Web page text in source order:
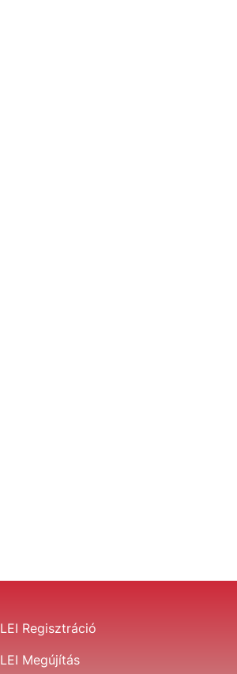
LEI Regisztráció
LEI Megújítás